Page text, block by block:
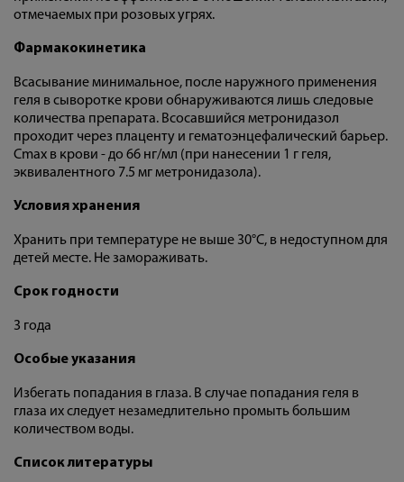
отмечаемых при розовых угрях.
Фармакокинетика
Всасывание минимальное, после наружного применения
геля в сыворотке крови обнаруживаются лишь следовые
количества препарата. Всосавшийся метронидазол
проходит через плаценту и гематоэнцефалический барьер.
Cmax в крови - до 66 нг/мл (при нанесении 1 г геля,
эквивалентного 7.5 мг метронидазола).
Условия хранения
Хранить при температуре не выше 30°С, в недоступном для
детей месте. Не замораживать.
Срок годности
3 года
Особые указания
Избегать попадания в глаза. В случае попадания геля в
глаза их следует незамедлительно промыть большим
количеством воды.
Список литературы